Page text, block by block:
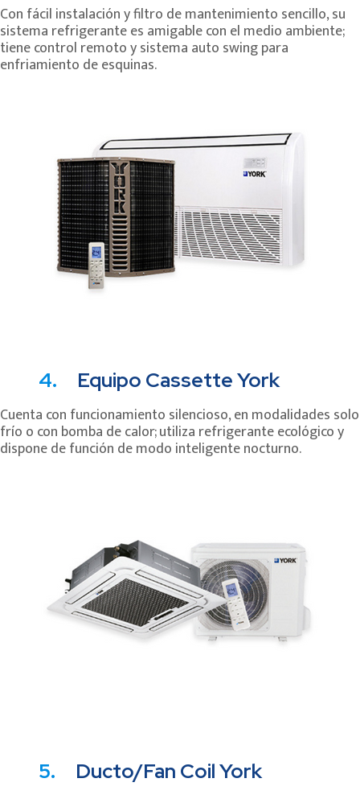
Con fácil instalación y filtro de mantenimiento sencillo, su
sistema refrigerante es amigable con el medio ambiente;
tiene control remoto y sistema auto swing para
enfriamiento de esquinas.
4. Equipo Cassette York
Cuenta con funcionamiento silencioso, en modalidades solo
frío o con bomba de calor; utiliza refrigerante ecológico y
dispone de función de modo inteligente nocturno.
5. Ducto/Fan Coil York